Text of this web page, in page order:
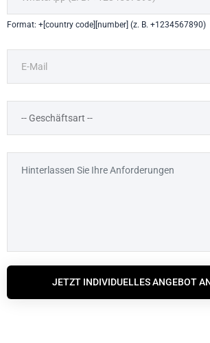
Format: +[country code][number] (z. B. +1234567890)
JETZT INDIVIDUELLES ANGEBOT